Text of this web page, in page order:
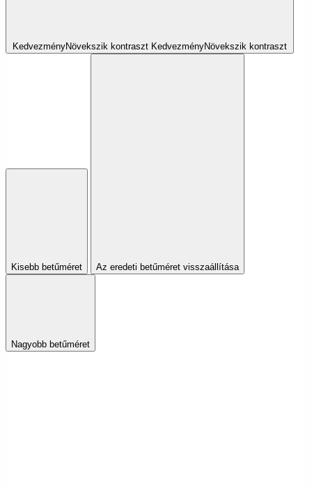
KedvezményNövekszik kontraszt KedvezményNövekszik kontraszt
Kisebb betűméret Az eredeti betűméret visszaállítása
Nagyobb betűméret